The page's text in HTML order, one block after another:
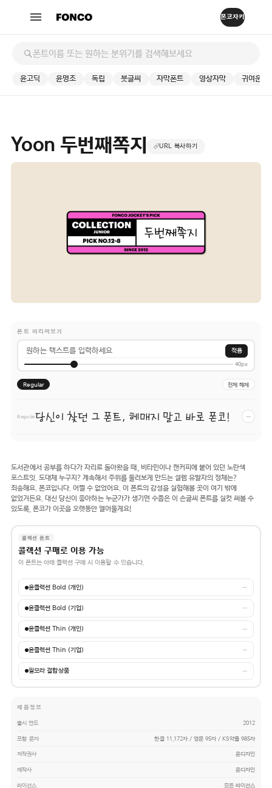
윤고딕 윤명조 독립 붓글씨 자막폰트 영상자막 귀여운
Yoon 두번째쪽지 URL 복사하기
폰트 미리써보기
적용
40px
Regular 전체 해제
Regular당신이 찾던 그 폰트, 헤매지 말고 바로 폰코! −
도서관에서 공부를 하다가 자리로 돌아왔을 때, 비타민이나 캔커피에 붙어 있던 노란색
포스트잇. 도대체 누구지? 계속해서 주위를 둘러보게 만드는 설렘 유발자의 정체는?
죄송해요. 폰코입니다. 어쩔 수 없었어요. 이 폰트의 감성을 실험해볼 곳이 여기 밖에
없었거든요. 대신 당신이 좋아하는 누군가가 생기면 수줍은 이 손글씨 폰트를 실컷 써볼 수
있도록, 폰코가 이곳을 오랫동안 열어둘게요!
콜렉션 폰트
콜렉션 구매로 이용 가능
이 폰트는 아래 콜렉션 구매 시 이용할 수 있습니다.
윤콜렉션 Bold (개인) →
윤콜렉션 Bold (기업) →
윤콜렉션 Thin (개인) →
윤콜렉션 Thin (기업) →
필모라 결합상품 →
제품정보
출시 연도 2012
포함 문자 한글 11,172자 / 영문 95자 / KS약물 985자
저작권사 윤디자인
제작사 윤디자인
라이선스 모든 라이선스